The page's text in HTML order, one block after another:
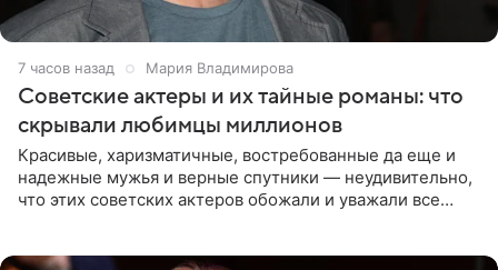
7 часов назад Мария Владимирова
Советские актеры и их тайные романы: что
скрывали любимцы миллионов
Красивые, харизматичные, востребованные да еще и
надежные мужья и верные спутники — неудивительно,
что этих советских актеров обожали и уважали все